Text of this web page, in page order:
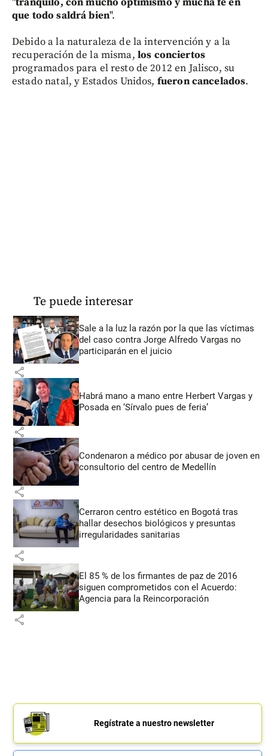
que todo saldrá bien".
Debido a la naturaleza de la intervención y a la
recuperación de la misma, los conciertos
programados para el resto de 2012 en Jalisco, su
estado natal, y Estados Unidos, fueron cancelados.
Te puede interesar
Sale a la luz la razón por la que las víctimas
del caso contra Jorge Alfredo Vargas no
participarán en el juicio
share
Habrá mano a mano entre Herbert Vargas y
Posada en ‘Sírvalo pues de feria’
share
Condenaron a médico por abusar de joven en
consultorio del centro de Medellín
share
Cerraron centro estético en Bogotá tras
hallar desechos biológicos y presuntas
irregularidades sanitarias
share
El 85 % de los firmantes de paz de 2016
siguen comprometidos con el Acuerdo:
Agencia para la Reincorporación
share
Regístrate a nuestro newsletter